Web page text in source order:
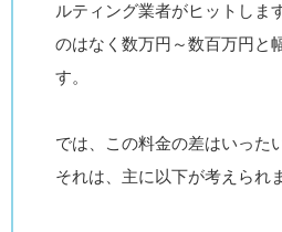
ルティング業者がヒットしま
のはなく数万円～数百万円と
す。
では、この料金の差はいった
それは、主に以下が考えられ